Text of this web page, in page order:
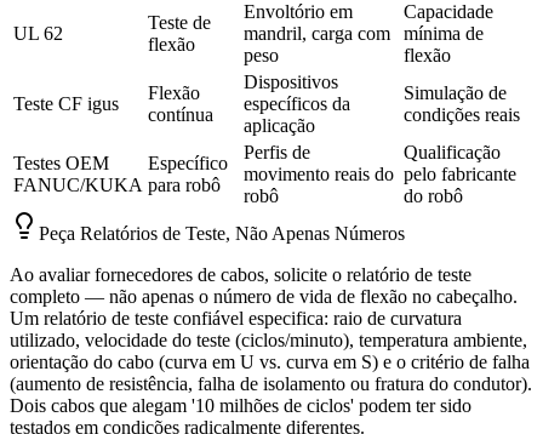
UL 62
Teste de
flexão
Envoltório em
mandril, carga com
peso
Capacidade
mínima de
flexão
Teste CF igus
Flexão
contínua
Dispositivos
específicos da
aplicação
Simulação de
condições reais
Testes OEM
FANUC/KUKA
Específico
para robô
Perfis de
movimento reais do
robô
Qualificação
pelo fabricante
do robô
Peça Relatórios de Teste, Não Apenas Números
Ao avaliar fornecedores de cabos, solicite o relatório de teste
completo — não apenas o número de vida de flexão no cabeçalho.
Um relatório de teste confiável especifica: raio de curvatura
utilizado, velocidade do teste (ciclos/minuto), temperatura ambiente,
orientação do cabo (curva em U vs. curva em S) e o critério de falha
(aumento de resistência, falha de isolamento ou fratura do condutor).
Dois cabos que alegam '10 milhões de ciclos' podem ter sido
testados em condições radicalmente diferentes.